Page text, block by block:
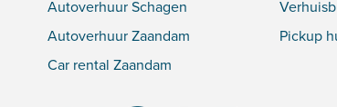
Autoverhuur Schagen
Autoverhuur Zaandam
Car rental Zaandam
Pickup